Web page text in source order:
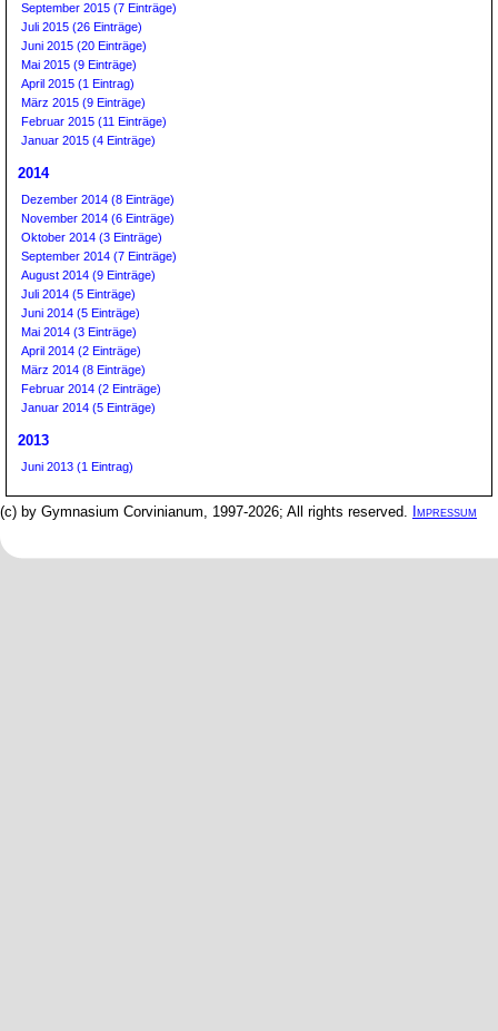
September 2015 (7 Einträge)
Juli 2015 (26 Einträge)
Juni 2015 (20 Einträge)
Mai 2015 (9 Einträge)
April 2015 (1 Eintrag)
März 2015 (9 Einträge)
Februar 2015 (11 Einträge)
Januar 2015 (4 Einträge)
2014
Dezember 2014 (8 Einträge)
November 2014 (6 Einträge)
Oktober 2014 (3 Einträge)
September 2014 (7 Einträge)
August 2014 (9 Einträge)
Juli 2014 (5 Einträge)
Juni 2014 (5 Einträge)
Mai 2014 (3 Einträge)
April 2014 (2 Einträge)
März 2014 (8 Einträge)
Februar 2014 (2 Einträge)
Januar 2014 (5 Einträge)
2013
Juni 2013 (1 Eintrag)
(c) by Gymnasium Corvinianum, 1997-2026; All rights reserved. Impressum